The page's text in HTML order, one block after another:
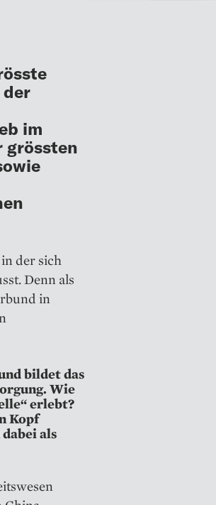
im
grössten
der sich
Denn als
in
bildet das
Wie
erlebt?
Kopf
als